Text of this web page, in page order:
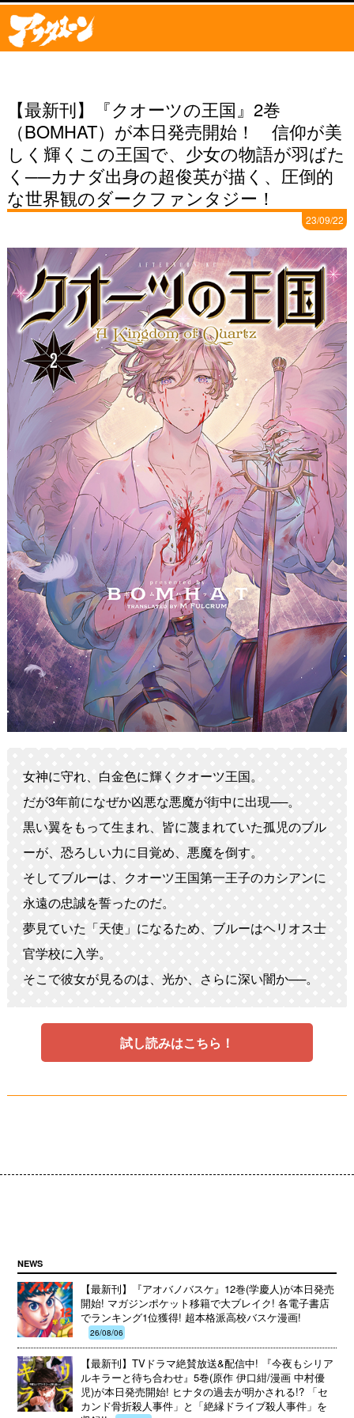
【最新刊】『クオーツの王国』2巻
（BOMHAT）が本日発売開始！ 信仰が美
しく輝くこの王国で、少女の物語が羽ばた
く──カナダ出身の超俊英が描く、圧倒的
な世界観のダークファンタジー！
23/09/22
女神に守れ、白金色に輝くクオーツ王国。
だが3年前になぜか凶悪な悪魔が街中に出現──。
黒い翼をもって生まれ、皆に蔑まれていた孤児のブル
ーが、恐ろしい力に目覚め、悪魔を倒す。
そしてブルーは、クオーツ王国第一王子のカシアンに
永遠の忠誠を誓ったのだ。
夢見ていた「天使」になるため、ブルーはヘリオス士
官学校に入学。
そこで彼女が見るのは、光か、さらに深い闇か──。
試し読みはこちら！
NEWS
【最新刊】『アオバノバスケ』12巻(学慶人)が本日発売
開始! マガジンポケット移籍で大ブレイク! 各電子書店
でランキング1位獲得! 超本格派高校バスケ漫画!
26/08/06
【最新刊】TVドラマ絶賛放送&配信中! 『今夜もシリア
ルキラーと待ち合わせ』5巻(原作 伊口紺/漫画 中村優
児)が本日発売開始! ヒナタの過去が明かされる!? 「セ
カンド骨折殺人事件」と「絶縁ドライブ殺人事件」を